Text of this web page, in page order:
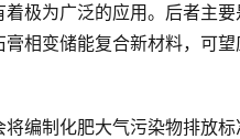
极为广泛的应用。后者主
相变储能复合新材料，可
制化肥大气污染物排放标